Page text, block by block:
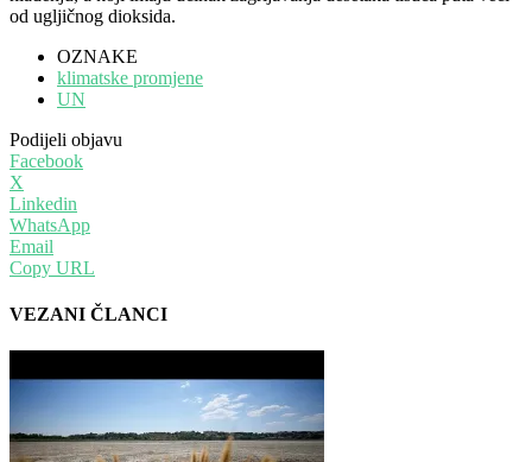
od ugljičnog dioksida.
OZNAKE
klimatske promjene
UN
Podijeli objavu
Facebook
X
Linkedin
WhatsApp
Email
Copy URL
VEZANI ČLANCI